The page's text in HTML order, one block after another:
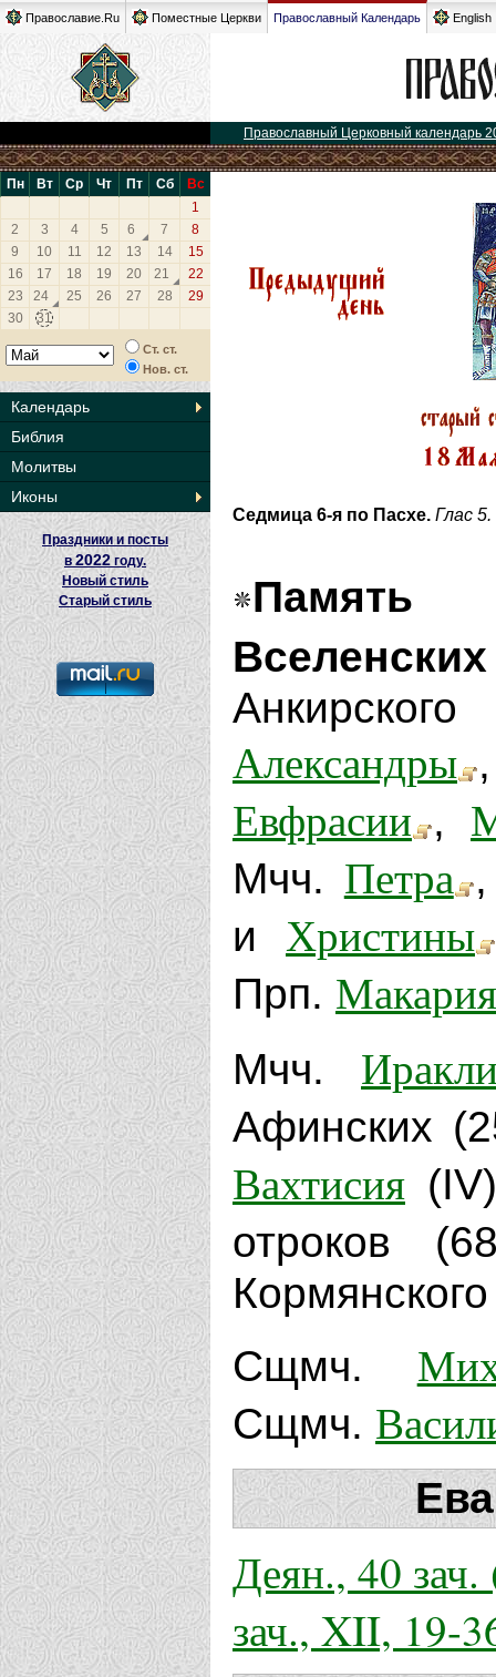
Православие.Ru Поместные Церкви Православный Календарь English
Православный Церковный календарь
Пн Вт Ср Чт Пт Сб
Вс
1
2
3 4 5 6 7
8
9
10 11 12 13 14
15
16
17 18 19 20 21
22
23
24 25 26 27 28
29
30
31
Ст. ст.
Нов. ст.
Календарь
Библия
Молитвы
Иконы
Праздники и посты
в2022 году.
Новый стиль
Старый стиль
Седмица 6-я по Пасхе. Глас 5.
Александры
Евфрасии ,
Мчч. Петра
и Христины
Прп. Макария
Мчч.
Афинских
Вахтисия
отроков
Сщмч.
Сщмч.
Деян., 40
зач., XII, 19-